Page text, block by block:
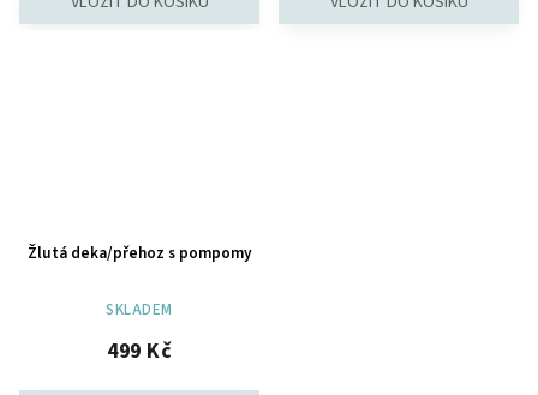
Žlutá deka/přehoz s pompomy
SKLADEM
499 Kč